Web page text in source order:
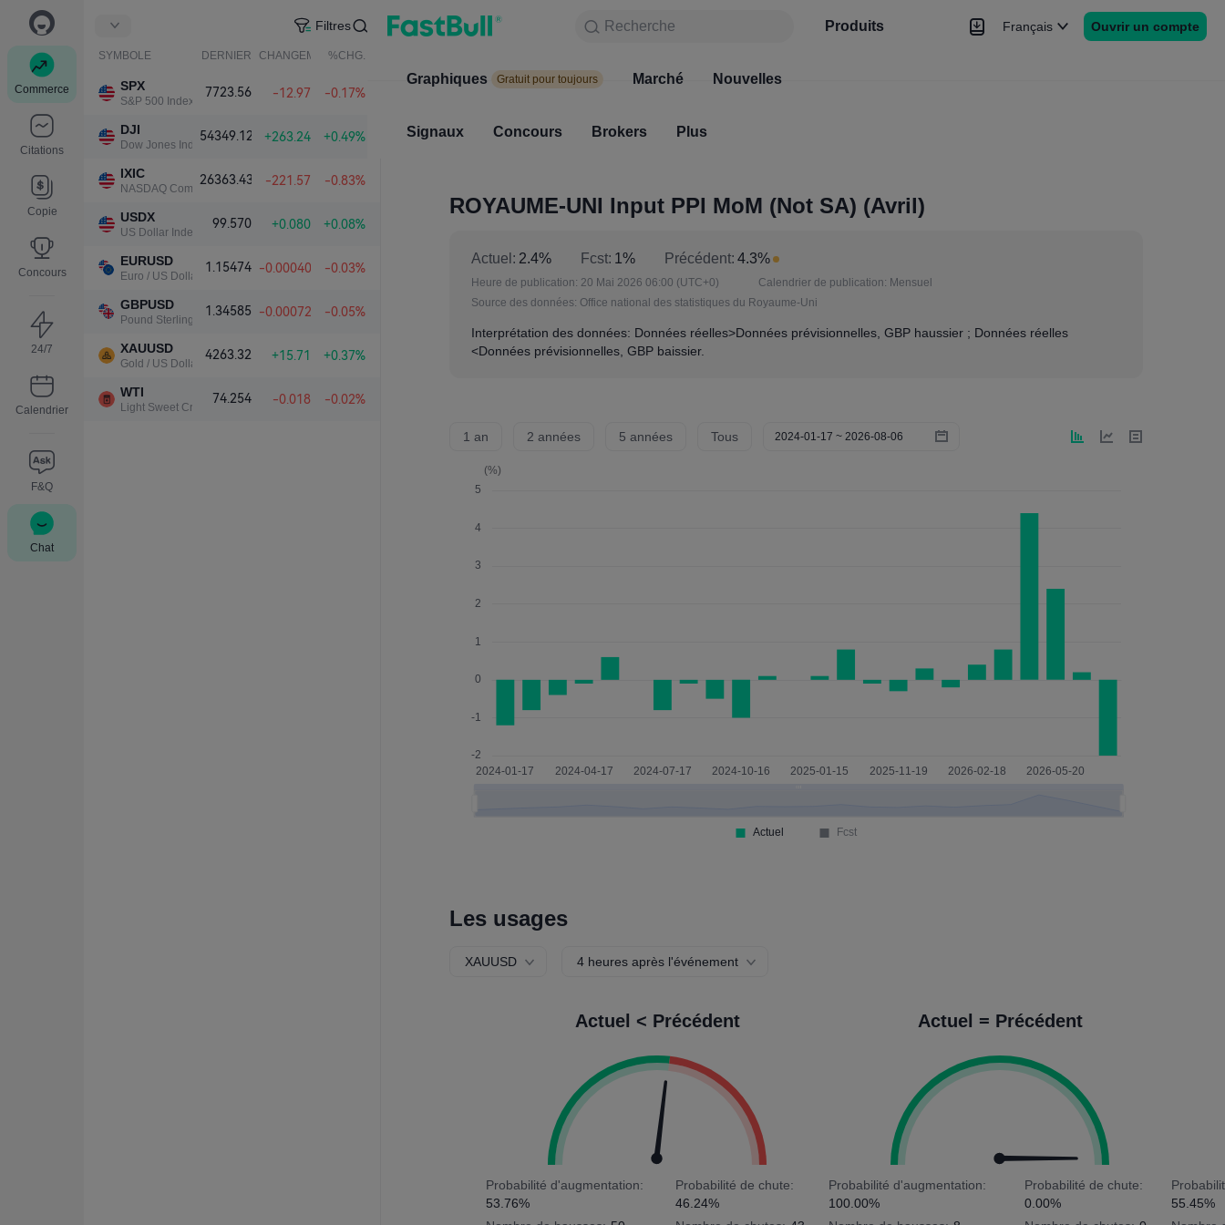
Commerce
Citations
Copie
Concours
24/7
Calendrier
F&Q
Chat
Filtres
SYMBOLE DERNIER CHANGEMENT NET.
%CHG.
SPX
S&P 500 Index
7723.56 -12.97 -0.17%
DJI
Dow Jones Industrial Average
54349.12 +263.24 +0.49%
IXIC
NASDAQ Composite Index
26363.43 -221.57 -0.83%
USDX
US Dollar Index
99.570 +0.080 +0.08%
EURUSD
Euro / US Dollar
1.15474 -0.00040 -0.03%
GBPUSD
Pound Sterling / US Dollar
1.34585 -0.00072 -0.05%
XAUUSD
Gold / US Dollar
4263.32 +15.71 +0.37%
WTI
Light Sweet Crude Oil
74.254 -0.018 -0.02%
Recherche Produits
Graphiques Gratuit pour toujours Marché
Signaux Concours
Français Ouvrir un compte
Recherche
Produits
Graphiques Gratuit pour toujours Marché Nouvelles
Signaux Concours Brokers Plus
ROYAUME-UNI Input PPI MoM (Not SA) (Avril)
Actuel: 2.4% Fcst: 1% Précédent: 4.3%
Heure de publication: 20 Mai 2026 06:00 (UTC+0) Calendrier de publication: Mensuel
Source des données: Office national des statistiques du Royaume-Uni
Interprétation des données: Données réelles>Données prévisionnelles, GBP haussier ; Données réelles
<Données prévisionnelles, GBP baissier.
1 an 2 années 5 années Tous
Les usages
XAUUSD 4 heures après l'événement
Actuel < Précédent
Probabilité d'augmentation:
53.76%
Probabilité de chute:
46.24%
Actuel = Précédent
Probabilité d'augmentation:
100.00%
Probabilité de chute:
0.00%
55.45%